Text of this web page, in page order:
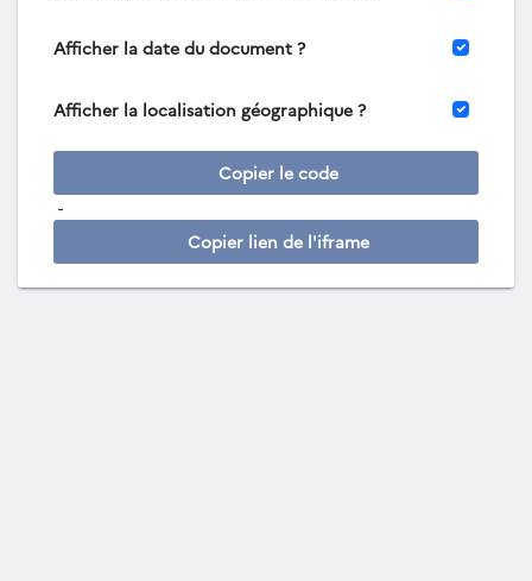
Afficher la date du document ?
Afficher la localisation géographique ?
Copier le code
-
Copier lien de l'iframe